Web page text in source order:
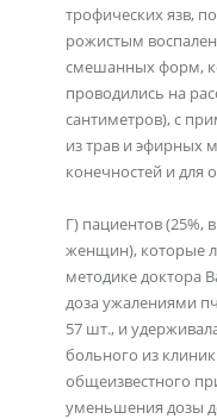
трофических язв,
рожистым
смешанных форм,
проводились на
сантиметров), с
из трав и эфирных
конечностей и для
Г) пациентов (25%,
женщин), которые
методике доктора
доза ужалениями
57 шт., и
больного из
общеизвестного
уменьшения дозы